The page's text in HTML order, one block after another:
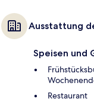
Ausstattung
Speisen und
Restaurant